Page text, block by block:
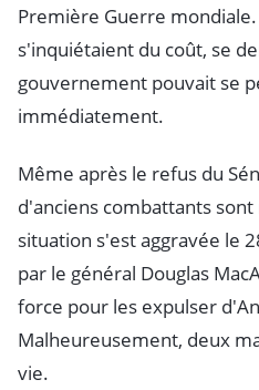
Première Guerre
s'inquiétaient du coût, se
gouvernement pouvait se
immédiatement.
Même après le refus du
d'anciens combattants
situation s'est aggravée le
par le général Douglas
force pour les expulser
Malheureusement, deux
vie.